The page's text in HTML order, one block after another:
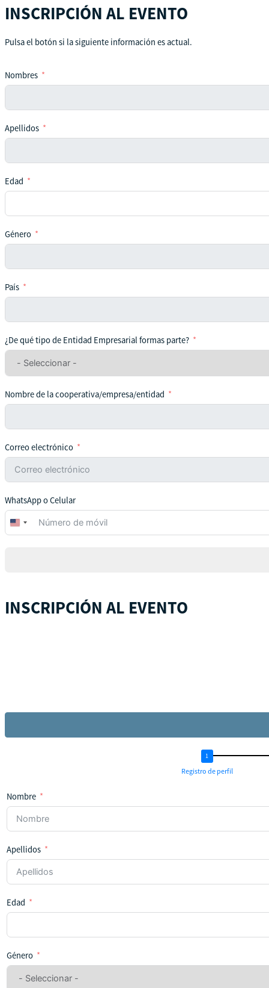
INSCRIPCIÓN AL EVENTO
Pulsa el botón si la siguiente información es actual.
Nombres
Apellidos
Edad
Género
País
¿De qué tipo de Entidad Empresarial formas parte?
Nombre de la cooperativa/empresa/entidad
Correo electrónico
WhatsApp o Celular
United
States
INSCRIPCIÓN AL EVENTO
Registro de perfil
Nombre
Apellidos
Edad
Género